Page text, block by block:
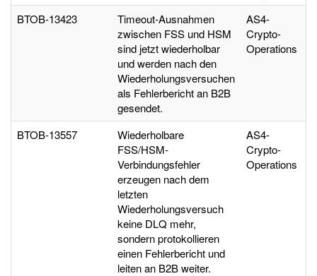
BTOB-13423
Timeout-Ausnahmen
zwischen FSS und HSM
sind jetzt wiederholbar
und werden nach den
Wiederholungsversuchen
als Fehlerbericht an B2B
gesendet.
AS4-
Crypto-
Operations
BTOB-13557
Wiederholbare
FSS/HSM-
Verbindungsfehler
erzeugen nach dem
letzten
Wiederholungsversuch
keine DLQ mehr,
sondern protokollieren
einen Fehlerbericht und
leiten an B2B weiter.
AS4-
Crypto-
Operations